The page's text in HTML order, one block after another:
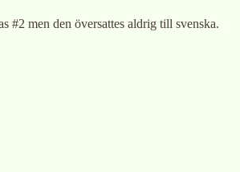
#2 men den översattes aldrig till svenska.